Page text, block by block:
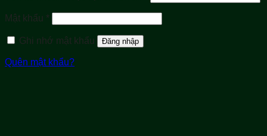
buộc
Mật khẩu *
buộc
Ghi nhớ mật khẩu
Đăng nhập
Quên mật khẩu?